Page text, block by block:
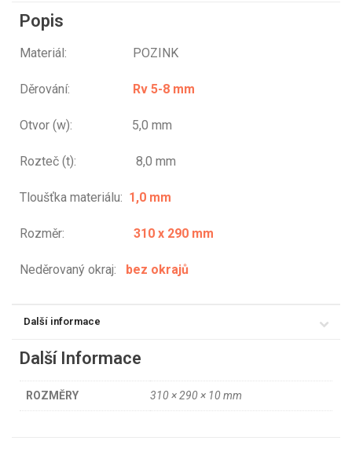
Popis
Materiál: POZINK
Děrování: Rv 5-8 mm
Otvor (w): 5,0 mm
Rozteč (t): 8,0 mm
Tloušťka materiálu: 1,0 mm
Rozměr: 310 x 290 mm
Neděrovaný okraj: bez okrajů
Další informace
Další Informace
ROZMĚRY 310 × 290 × 10 mm